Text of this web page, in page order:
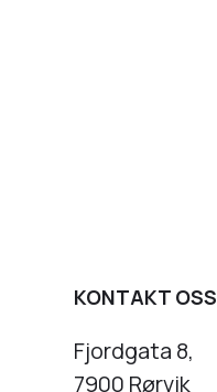
KONTAKT OSS
Fjordgata 8,
7900 Rørvik